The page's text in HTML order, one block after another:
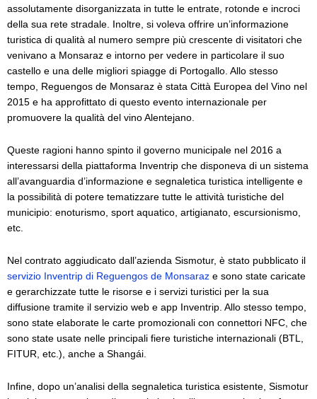
assolutamente disorganizzata in tutte le entrate, rotonde e incroci
della sua rete stradale. Inoltre, si voleva offrire un’informazione
turistica di qualità al numero sempre più crescente di visitatori che
venivano a Monsaraz e intorno per vedere in particolare il suo
castello e una delle migliori spiagge di Portogallo. Allo stesso
tempo, Reguengos de Monsaraz è stata Città Europea del Vino nel
2015 e ha approfittato di questo evento internazionale per
promuovere la qualità del vino Alentejano.
Queste ragioni hanno spinto il governo municipale nel 2016 a
interessarsi della piattaforma Inventrip che disponeva di un sistema
all’avanguardia d’informazione e segnaletica turistica intelligente e
la possibilità di potere tematizzare tutte le attività turistiche del
municipio: enoturismo, sport aquatico, artigianato, escursionismo,
etc.
Nel contrato aggiudicato dall’azienda Sismotur, è stato pubblicato il
servizio Inventrip di Reguengos de Monsaraz e sono state caricate
e gerarchizzate tutte le risorse e i servizi turistici per la sua
diffusione tramite il servizio web e app Inventrip. Allo stesso tempo,
sono state elaborate le carte promozionali con connettori NFC, che
sono state usate nelle principali fiere turistiche internazionali (BTL,
FITUR, etc.), anche a Shangái.
Infine, dopo un’analisi della segnaletica turistica esistente, Sismotur